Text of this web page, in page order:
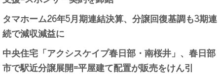
タマホーム26年5月期連結決算、分譲回復基調も3期連
続で減収減益に
中央住宅「アクシスケイプ春日部・南桜井」、春日部
市で駅近分譲展開=平屋建て配置が販売をけん引